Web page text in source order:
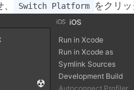
Switch Platform をクリッ